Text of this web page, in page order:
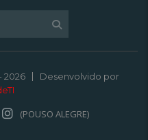
2026
Desenvolvido por
(POUSO ALEGRE)